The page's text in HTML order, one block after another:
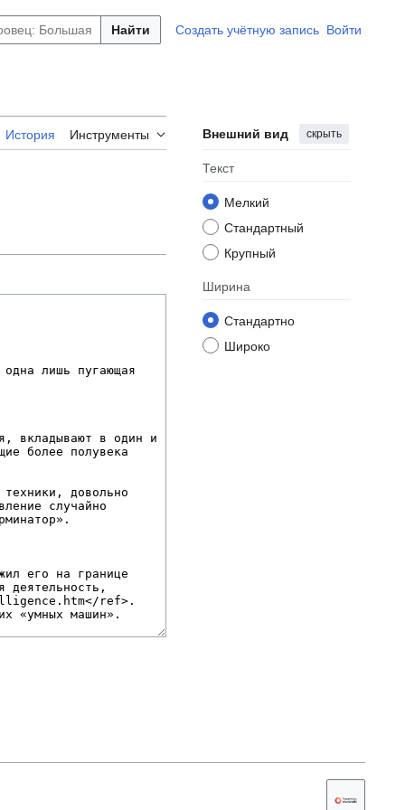
Найти Создать учётную запись Войти
История Инструменты Внешний вид скрыть
Текст
Мелкий
Стандартный
Крупный
Ширина
Стандартно
Широко